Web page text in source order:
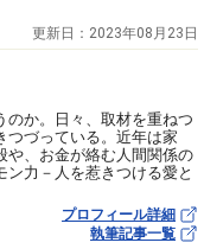
更新日： 2023年08月23日
のか。日々、取材を重ねつ
つづっている。近年は家
や、お金が絡む人間関係の
ン力－人を惹きつける愛と
プロフィール詳細
執筆記事一覧